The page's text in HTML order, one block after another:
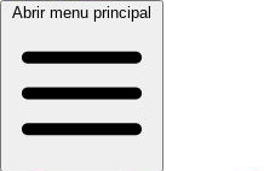
Abrir menu principal